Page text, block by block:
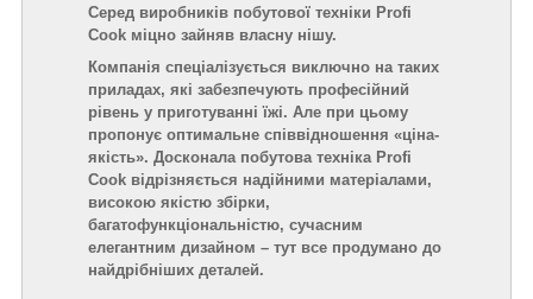
Серед виробників побутової техніки Profi
Cook міцно зайняв власну нішу.
Компанія спеціалізується виключно на таких
приладах, які забезпечують професійний
рівень у приготуванні їжі. Але при цьому
пропонує оптимальне співвідношення «ціна-
якість». Досконала побутова техніка Profi
Cook відрізняється надійними матеріалами,
високою якістю збірки,
багатофункціональністю, сучасним
елегантним дизайном – тут все продумано до
найдрібніших деталей.